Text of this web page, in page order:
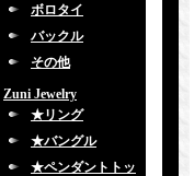
ボロタイ
バックル
その他
Zuni Jewelry
★リング
★バングル
★ペンダントトッ